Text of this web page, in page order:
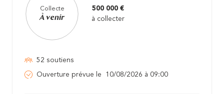
Collecte
À venir
500 000 €
à collecter
52 soutiens
Ouverture prévue le 10/08/2026 à 09:00